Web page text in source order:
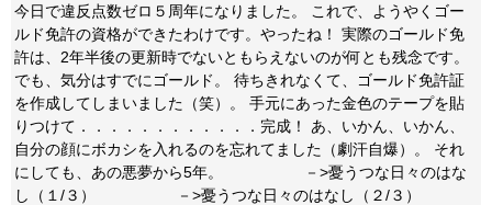
今日で違反点数ゼロ５周年になりました。 これで、ようやくゴー
ルド免許の資格ができたわけです。やったね！ 実際のゴールド免
許は、2年半後の更新時でないともらえないのが何とも残念です。
でも、気分はすでにゴールド。 待ちきれなくて、ゴールド免許証
を作成してしまいました（笑）。 手元にあった金色のテープを貼
りつけて．．．．．．．．．．．．完成！ あ、いかん、いかん、
自分の顔にボカシを入れるのを忘れてました（劇汗自爆）。 それ
にしても、あの悪夢から5年。 －>憂うつな日々のはな
し（１/３） －>憂うつな日々のはなし（２/３）